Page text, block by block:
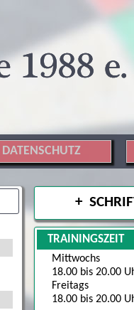
DATENSCHUTZ
+
TRAININGSZEIT
Mittwochs
18.00 bis 20.00
Freitags
18.00 bis 20.00